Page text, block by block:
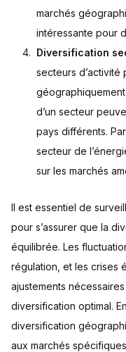
marchés
intéressante pour
Diversification
secteurs d’activité
d’un secteur
pays différents.
secteur de
sur les marchés
Il est essentiel de
pour s’assurer que la
équilibrée. Les
régulation, et les crises
ajustements
diversification optimal.
diversification
aux marchés